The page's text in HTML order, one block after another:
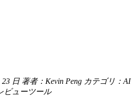
23 日 著者：Kevin Peng カテゴリ：AI
ビューツール